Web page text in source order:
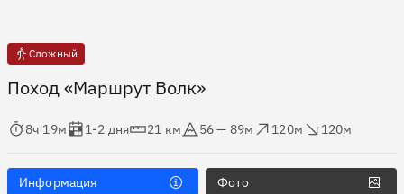
Сложный
Поход «Маршрут Волк»
в пути
8ч 19м
Оценка в днях
1-2 дня
Дистанция
21 км
Абсолютная высота
56 — 89м
120м
120м
Информация Фото